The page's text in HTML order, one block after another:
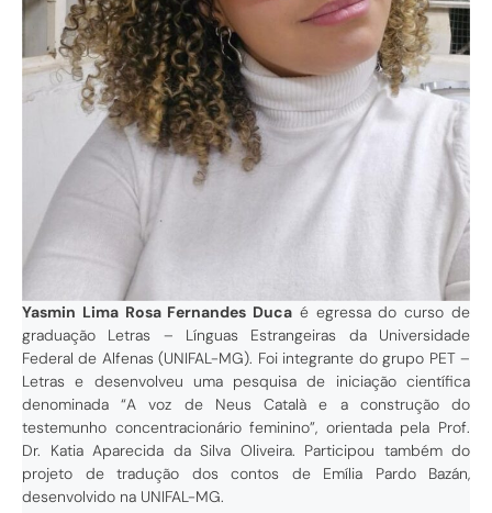
Yasmin Lima Rosa Fernandes Duca é egressa do curso de
graduação Letras – Línguas Estrangeiras da Universidade
Federal de Alfenas (UNIFAL-MG). Foi integrante do grupo PET –
Letras e desenvolveu uma pesquisa de iniciação científica
denominada “A voz de Neus Català e a construção do
testemunho concentracionário feminino”, orientada pela Prof.
Dr. Katia Aparecida da Silva Oliveira. Participou também do
projeto de tradução dos contos de Emília Pardo Bazán,
desenvolvido na UNIFAL-MG.